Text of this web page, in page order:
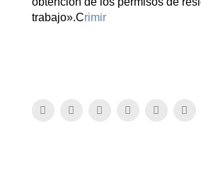
trabajo».Crimir